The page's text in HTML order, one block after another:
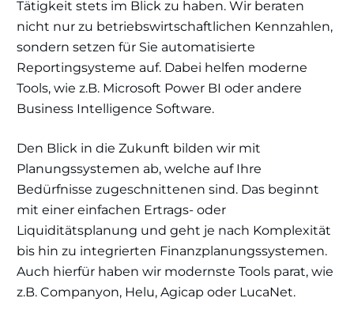
Tätigkeit stets im Blick zu haben. Wir beraten
nicht nur zu betriebswirtschaftlichen Kennzahlen,
sondern setzen für Sie automatisierte
Reportingsysteme auf. Dabei helfen moderne
Tools, wie z.B. Microsoft Power BI oder andere
Business Intelligence Software.
Den Blick in die Zukunft bilden wir mit
Planungssystemen ab, welche auf Ihre
Bedürfnisse zugeschnittenen sind. Das beginnt
mit einer einfachen Ertrags- oder
Liquiditätsplanung und geht je nach Komplexität
bis hin zu integrierten Finanzplanungssystemen.
Auch hierfür haben wir modernste Tools parat, wie
z.B. Companyon, Helu, Agicap oder LucaNet.